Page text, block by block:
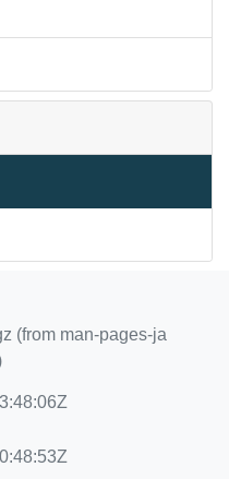
(from man-pages-ja